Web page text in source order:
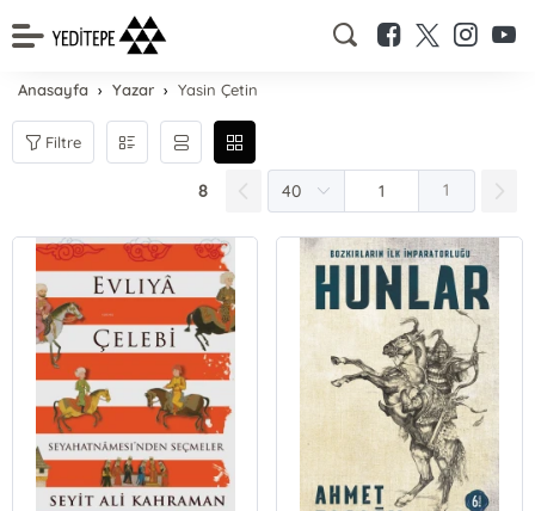
Anasayfa Yazar Yasin Çetin
Filtre
8 1